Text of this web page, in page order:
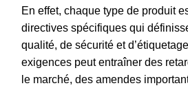
En effet, chaque type de produit
directives spécifiques qui
qualité, de sécurité et
exigences peut entraîner des
le marché, des amendes